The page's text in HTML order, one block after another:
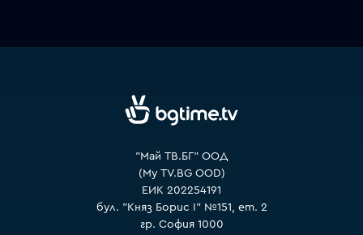
"Май ТВ.БГ" ООД
(My TV.BG OOD)
ЕИК 202254191
бул. "Княз Борис I" №151, ет. 2
гр. София 1000